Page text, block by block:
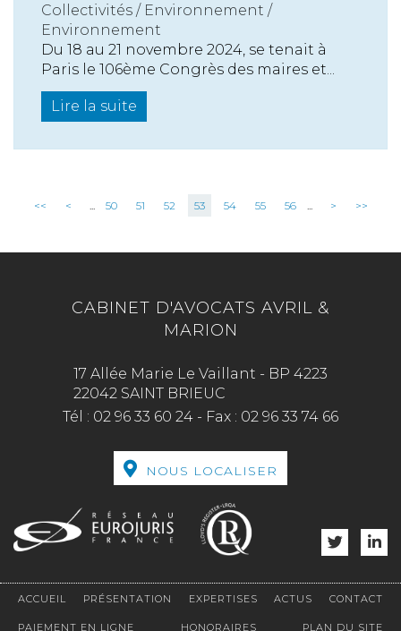
Collectivités / Environnement /
Environnement
Du 18 au 21 novembre 2024, se tenait à
Paris le 106ème Congrès des maires et...
Lire la suite
<< < ... 50 51 52 53 54 55 56 ... > >>
CABINET D'AVOCATS AVRIL &
MARION
17 Allée Marie Le Vaillant - BP 4223
22042 SAINT BRIEUC
Tél : 02 96 33 60 24 - Fax : 02 96 33 74 66
NOUS LOCALISER
ACCUEIL PRÉSENTATION EXPERTISES ACTUS CONTACT
PAIEMENT EN LIGNE HONORAIRES PLAN DU SITE